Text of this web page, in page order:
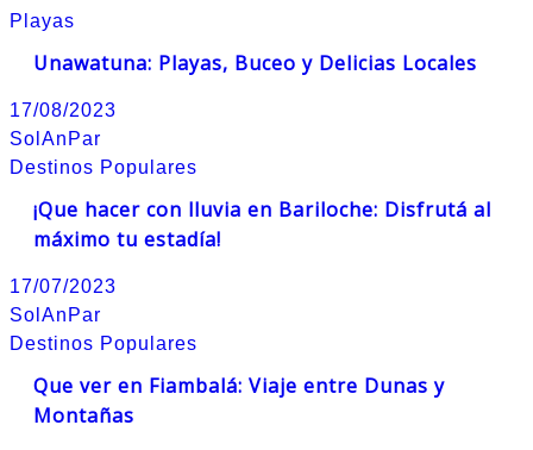
Playas
Unawatuna: Playas, Buceo y Delicias Locales
17/08/2023
SolAnPar
Destinos Populares
¡Que hacer con lluvia en Bariloche: Disfrutá al
máximo tu estadía!
17/07/2023
SolAnPar
Destinos Populares
Que ver en Fiambalá: Viaje entre Dunas y
Montañas